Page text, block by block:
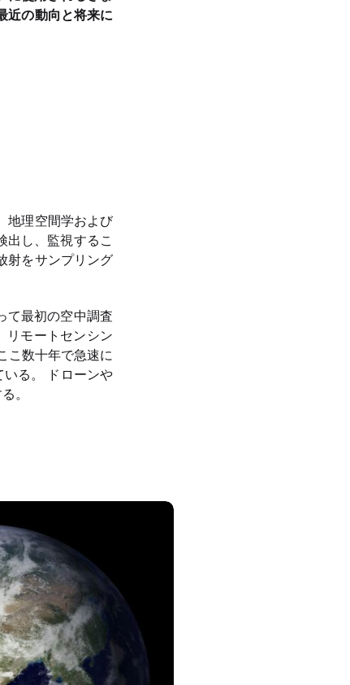
近の動向と将来に
地理空間学および
出し、監視するこ
射をサンプリング
て最初の空中調査
リモートセンシン
こ数十年で急速に
る。 ドローンや
。